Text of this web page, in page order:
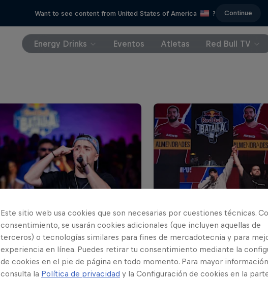
Want to see content from United States of America ? Continue
Energy Drinks Eventos Atletas Red Bull TV
Este sitio web usa cookies que son necesarias por cuestiones técnicas.
consentimiento, se usarán cookies adicionales (que incluyen aquellas de
terceros) o tecnologías similares para fines de mercadotecnia y para
experiencia en línea. Puedes retirar tu consentimiento mediante la
de cookies en el pie de página en todo momento. Para mayor información,
consulta la Política de privacidad y la Configuración de cookies en la